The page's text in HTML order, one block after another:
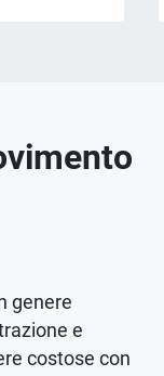
genere
e
costose con